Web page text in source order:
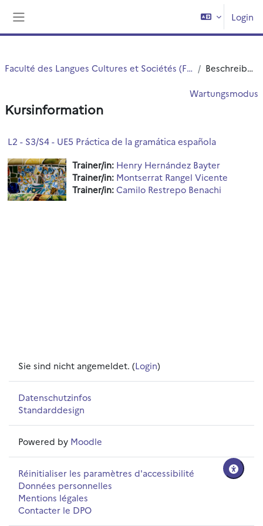
Login
Faculté des Langues Cultures et Sociétés (FLCS) Beschreibung
Wartungsmodus
Kursinformation
L2 - S3/S4 - UE5 Práctica de la gramática española
Trainer/in: Henry Hernández Bayter
Trainer/in: Montserrat Rangel Vicente
Trainer/in:Camilo Restrepo Benachi
Sie sind nicht angemeldet. (Login)
Datenschutzinfos
Standarddesign
Powered by Moodle
Réinitialiser les paramètres d'accessibilité
Données personnelles
Mentions légales
Contacter le DPO